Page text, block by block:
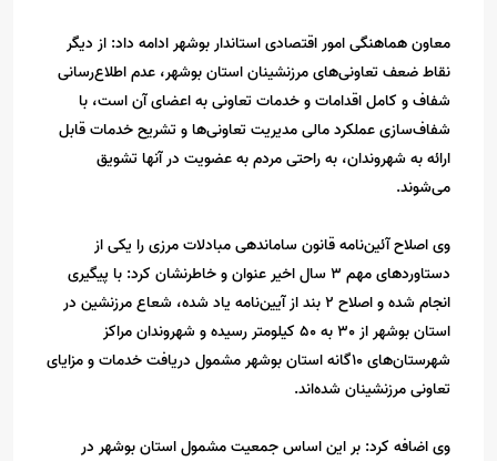
معاون هماهنگی امور اقتصادی استاندار بوشهر ادامه داد: از دیگر
نقاط ضعف تعاونی‌های مرزنشینان استان بوشهر، عدم اطلاع‌رسانی
شفاف و کامل اقدامات و خدمات تعاونی به اعضای آن است، با
شفاف‌سازی عملکرد مالی مدیریت تعاونی‌ها و تشریح خدمات قابل
ارائه به شهروندان، به راحتی مردم به عضویت در آنها تشویق
می‌شوند.
وی اصلاح آئین‌نامه قانون ساماندهی مبادلات مرزی را یکی از
دستاوردهای مهم 3 سال اخیر عنوان و خاطرنشان کرد: با پیگیری
انجام شده و اصلاح 2 بند از آیین‌نامه یاد شده، شعاع مرزنشین در
استان بوشهر از 30 به 50 کیلومتر رسیده و شهروندان مراکز
شهرستان‌های 10گانه استان بوشهر مشمول دریافت خدمات و مزایای
تعاونی مرزنشینان شده‌اند.
وی اضافه کرد: بر این اساس جمعیت مشمول استان بوشهر در